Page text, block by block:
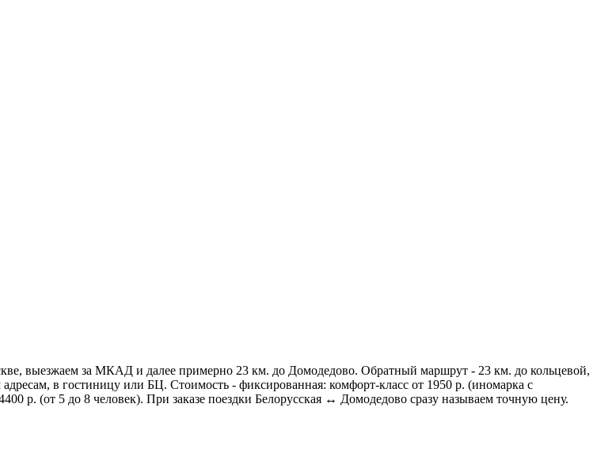
выезжаем за МКАД и далее примерно 23 км. до Домодедово. Обратный маршрут - 23 км. до кольцевой,
в гостиницу или БЦ. Стоимость - фиксированная: комфорт-класс от 1950 р. (иномарка с
р. (от 5 до 8 человек). При заказе поездки Белорусская ↔ Домодедово сразу называем точную цену.